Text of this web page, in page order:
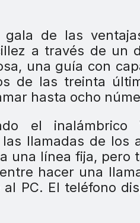
de las
a través de un
una guía con
de las treinta
hasta ocho
el inalámbrico
llamadas de los
una línea fija, pero
hacer una
PC. El teléfono